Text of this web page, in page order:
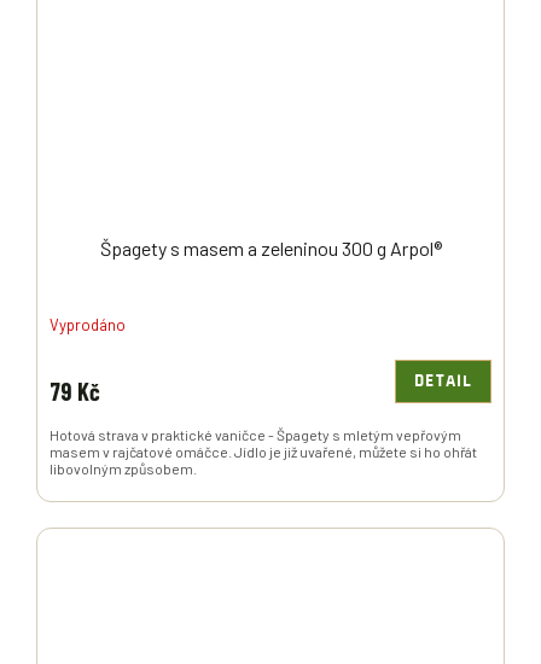
Špagety s masem a zeleninou 300 g Arpol®
Vyprodáno
79 Kč DETAIL
Hotová strava v praktické vaničce - Špagety s mletým vepřovým
masem v rajčatové omáčce. Jídlo je již uvařené, můžete si ho ohřát
libovolným způsobem.